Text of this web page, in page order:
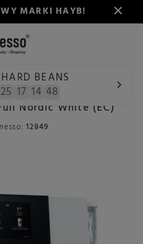
MARKI HAYB!
BEANS
25 17 14 46
do kawy Producent Jura
Nordic White (EC)
12849